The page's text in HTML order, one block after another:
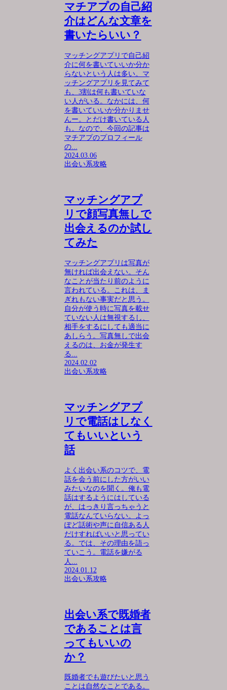
マチアプの自己紹
介はどんな文章を
書いたらいい？
マッチングアプリで自己紹
介に何を書いていいか分か
らないという人は多い。マ
ッチングアプリを見てみて
も、3割は何も書いていな
い人がいる。なかには、何
を書いていいか分かりませ
んー。とだけ書いている人
も。なので、今回の記事は
マチアプのプロフィール
の...
2024.03.06
出会い系攻略
マッチングアプ
リで顔写真無しで
出会えるのか試し
てみた
マッチングアプリは写真が
無ければ出会えない。そん
なことが当たり前のように
言われている。これは、ま
ぎれもない事実だと思う。
自分が使う時に写真を載せ
ていない人は無視するし、
相手をするにしても適当に
あしらう。写真無しで出会
えるのは、お金が発生す
る...
2024.02.02
出会い系攻略
マッチングアプ
リで電話はしなく
てもいいという
話
よく出会い系のコツで、電
話を会う前にした方がいい
みたいなのを聞く。俺も電
話はするようにはしている
が、はっきり言っちゃうと
電話なんていらない。よっ
ぽど話術や声に自信ある人
だけすればいいと思ってい
る。では、その理由を語っ
ていこう。電話を嫌がる
人...
2024.01.12
出会い系攻略
出会い系で既婚者
であることは言
ってもいいの
か？
既婚者でも遊びたいと思う
ことは自然なことである。